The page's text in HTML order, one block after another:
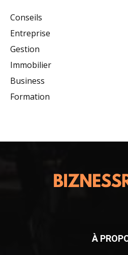
Conseils
Entreprise
Gestion
Immobilier
Business
Formation
À